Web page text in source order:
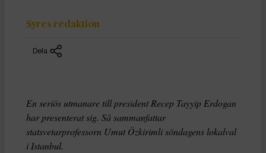
Syres redaktion
Dela
En seriös utmanare till president Recep Tayyip Erdogan
har presenterat sig. Så sammanfattar
statsvetarprofessorn Umut Özkirimli söndagens lokalval
i Istanbul.